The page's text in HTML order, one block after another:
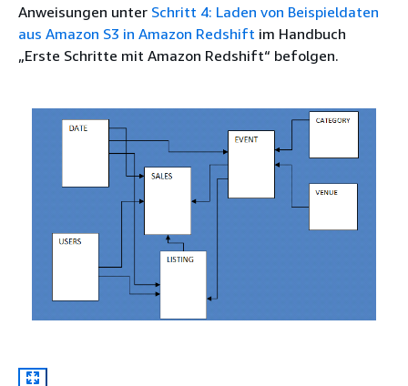
Anweisungen unter Schritt 4: Laden von Beispieldaten
aus Amazon S3 in Amazon Redshift im Handbuch
„Erste Schritte mit Amazon Redshift“ befolgen.